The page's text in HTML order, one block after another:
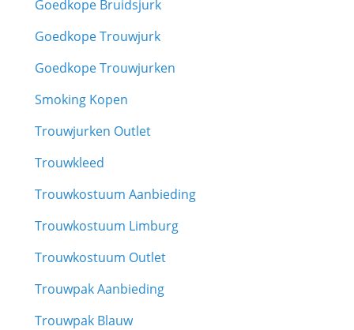
Goedkope Bruidsjurk
Goedkope Trouwjurk
Goedkope Trouwjurken
Smoking Kopen
Trouwjurken Outlet
Trouwkleed
Trouwkostuum Aanbieding
Trouwkostuum Limburg
Trouwkostuum Outlet
Trouwpak Aanbieding
Trouwpak Blauw